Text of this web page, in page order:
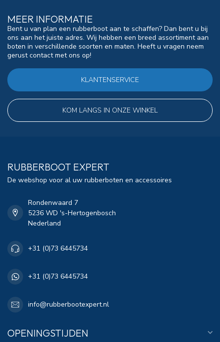
MEER INFORMATIE
Bent u van plan een rubberboot aan te schaffen? Dan bent u bij
ons aan het juiste adres. Wij hebben een breed assortiment aan
boten in verschillende soorten en maten. Heeft u vragen neem
gerust contact met ons op!
KLANTENSERVICE
KOM LANGS IN ONZE WINKEL
RUBBERBOOT EXPERT
De webshop voor al uw rubberboten en accessoires
Rondenwaard 7
5236 WD 's-Hertogenbosch
Nederland
+31 (0)73 6445734
+31 (0)73 6445734
info@rubberbootexpert.nl
OPENINGSTIJDEN